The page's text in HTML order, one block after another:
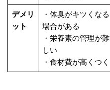
デメリ
ット
・体臭がキツくなる
場合がある
・栄養素の管理が難
しい
・食材費が高くつく